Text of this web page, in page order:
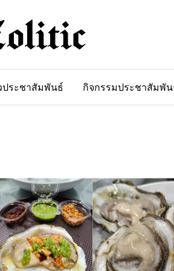
ประชาสัมพันธ์ กิจกรรมประชาสัมพั